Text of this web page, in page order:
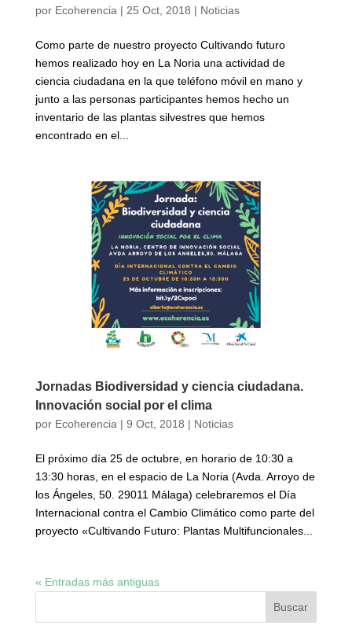
por Ecoherencia | 25 Oct, 2018 | Noticias
Como parte de nuestro proyecto Cultivando futuro
hemos realizado hoy en La Noria una actividad de
ciencia ciudadana en la que teléfono móvil en mano y
junto a las personas participantes hemos hecho un
inventario de las plantas silvestres que hemos
encontrado en el...
Jornadas Biodiversidad y ciencia ciudadana.
Innovación social por el clima
por Ecoherencia | 9 Oct, 2018 | Noticias
El próximo día 25 de octubre, en horario de 10:30 a
13:30 horas, en el espacio de La Noria (Avda. Arroyo de
los Ángeles, 50. 29011 Málaga) celebraremos el Día
Internacional contra el Cambio Climático como parte del
proyecto «Cultivando Futuro: Plantas Multifuncionales...
« Entradas más antiguas